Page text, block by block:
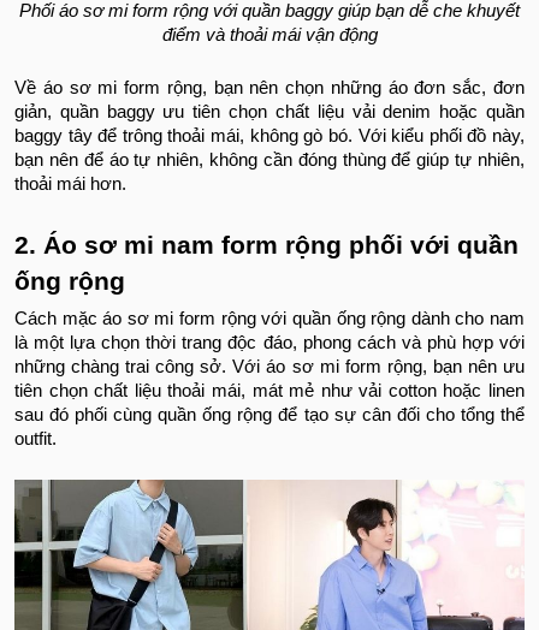
Phối áo sơ mi form rộng với quần baggy giúp bạn dễ che khuyết
điểm và thoải mái vận động
Về áo sơ mi form rộng, bạn nên chọn những áo đơn sắc, đơn
giản, quần baggy ưu tiên chọn chất liệu vải denim hoặc quần
baggy tây để trông thoải mái, không gò bó. Với kiểu phối đồ này,
bạn nên để áo tự nhiên, không cần đóng thùng để giúp tự nhiên,
thoải mái hơn.
2. Áo sơ mi nam form rộng phối với quần
ống rộng
Cách mặc áo sơ mi form rộng với quần ống rộng dành cho nam
là một lựa chọn thời trang độc đáo, phong cách và phù hợp với
những chàng trai công sở. Với áo sơ mi form rộng, bạn nên ưu
tiên chọn chất liệu thoải mái, mát mẻ như vải cotton hoặc linen
sau đó phối cùng quần ống rộng để tạo sự cân đối cho tổng thể
outfit.